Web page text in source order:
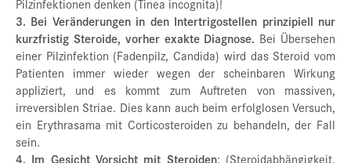
3. Bei Veränderungen in den Intertrigostellen prinzipiell nur
kurzfristig Steroide, vorher exakte Diagnose. Bei Übersehen
einer Pilzinfektion (Fadenpilz, Candida) wird das Steroid vom
Patienten immer wieder wegen der scheinbaren Wirkung
appliziert, und es kommt zum Auftreten von massiven,
irreversiblen Striae. Dies kann auch beim erfolglosen Versuch,
ein Erythrasama mit Corticosteroiden zu behandeln, der Fall
sein.
4. Im Gesicht Vorsicht mit Steroiden: (Steroidabhängigkeit,